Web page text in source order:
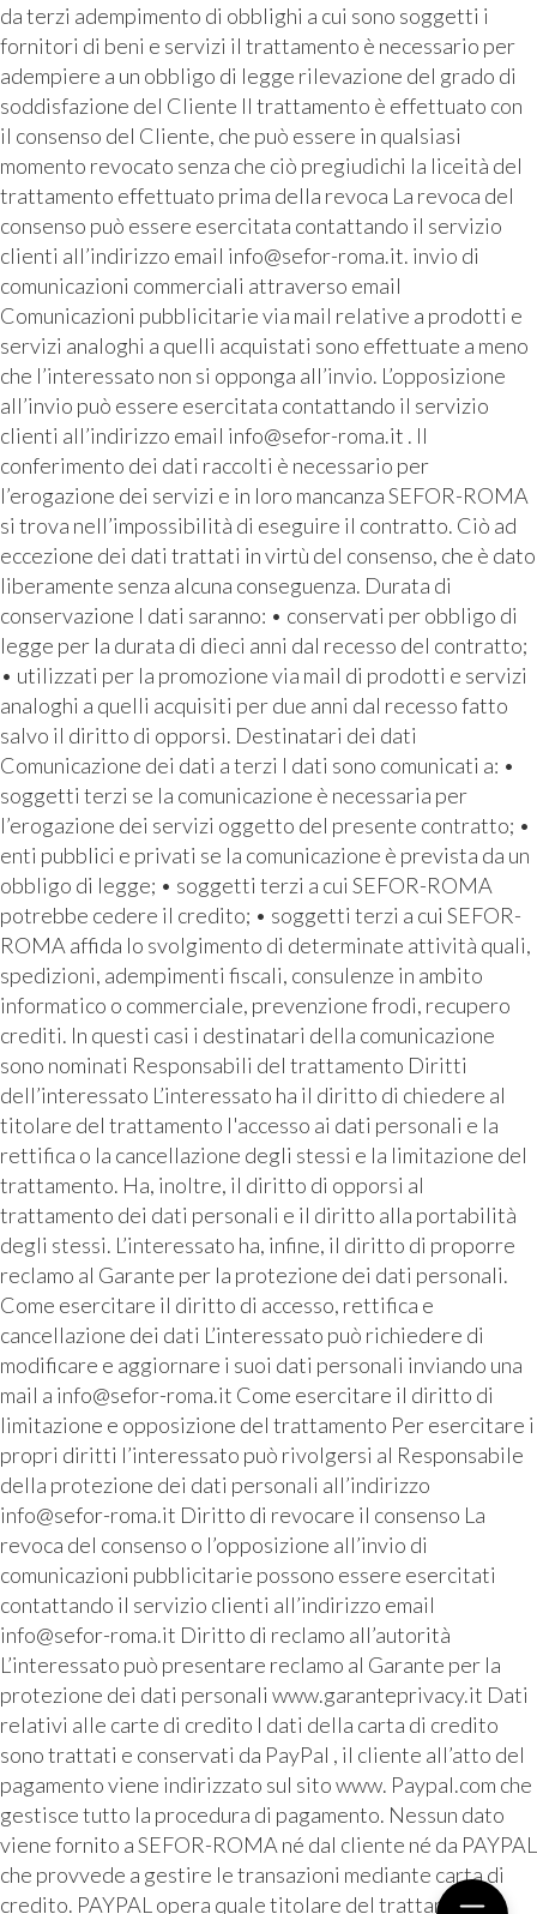
da terzi adempimento di obblighi a cui sono soggetti i
fornitori di beni e servizi il trattamento è necessario per
adempiere a un obbligo di legge rilevazione del grado di
soddisfazione del Cliente Il trattamento è effettuato con
il consenso del Cliente, che può essere in qualsiasi
momento revocato senza che ciò pregiudichi la liceità del
trattamento effettuato prima della revoca La revoca del
consenso può essere esercitata contattando il servizio
clienti all’indirizzo email info@sefor-roma.it. invio di
comunicazioni commerciali attraverso email
Comunicazioni pubblicitarie via mail relative a prodotti e
servizi analoghi a quelli acquistati sono effettuate a meno
che l’interessato non si opponga all’invio. L’opposizione
all’invio può essere esercitata contattando il servizio
clienti all’indirizzo email info@sefor-roma.it . Il
conferimento dei dati raccolti è necessario per
l’erogazione dei servizi e in loro mancanza SEFOR-ROMA
si trova nell’impossibilità di eseguire il contratto. Ciò ad
eccezione dei dati trattati in virtù del consenso, che è dato
liberamente senza alcuna conseguenza. Durata di
conservazione I dati saranno: • conservati per obbligo di
legge per la durata di dieci anni dal recesso del contratto;
• utilizzati per la promozione via mail di prodotti e servizi
analoghi a quelli acquisiti per due anni dal recesso fatto
salvo il diritto di opporsi. Destinatari dei dati
Comunicazione dei dati a terzi I dati sono comunicati a: •
soggetti terzi se la comunicazione è necessaria per
l’erogazione dei servizi oggetto del presente contratto; •
enti pubblici e privati se la comunicazione è prevista da un
obbligo di legge; • soggetti terzi a cui SEFOR-ROMA
potrebbe cedere il credito; • soggetti terzi a cui SEFOR-
ROMA affida lo svolgimento di determinate attività quali,
spedizioni, adempimenti fiscali, consulenze in ambito
informatico o commerciale, prevenzione frodi, recupero
crediti. In questi casi i destinatari della comunicazione
sono nominati Responsabili del trattamento Diritti
dell’interessato L’interessato ha il diritto di chiedere al
titolare del trattamento l'accesso ai dati personali e la
rettifica o la cancellazione degli stessi e la limitazione del
trattamento. Ha, inoltre, il diritto di opporsi al
trattamento dei dati personali e il diritto alla portabilità
degli stessi. L’interessato ha, infine, il diritto di proporre
reclamo al Garante per la protezione dei dati personali.
Come esercitare il diritto di accesso, rettifica e
cancellazione dei dati L’interessato può richiedere di
modificare e aggiornare i suoi dati personali inviando una
mail a info@sefor-roma.it Come esercitare il diritto di
limitazione e opposizione del trattamento Per esercitare i
propri diritti l’interessato può rivolgersi al Responsabile
della protezione dei dati personali all’indirizzo
info@sefor-roma.it Diritto di revocare il consenso La
revoca del consenso o l’opposizione all’invio di
comunicazioni pubblicitarie possono essere esercitati
contattando il servizio clienti all’indirizzo email
info@sefor-roma.it Diritto di reclamo all’autorità
L’interessato può presentare reclamo al Garante per la
protezione dei dati personali www.garanteprivacy.it Dati
relativi alle carte di credito I dati della carta di credito
sono trattati e conservati da PayPal , il cliente all’atto del
pagamento viene indirizzato sul sito www. Paypal.com che
gestisce tutto la procedura di pagamento. Nessun dato
viene fornito a SEFOR-ROMA né dal cliente né da PAYPAL
che provvede a gestire le transazioni mediante carta di
credito. PAYPAL opera quale titolare del trattamento